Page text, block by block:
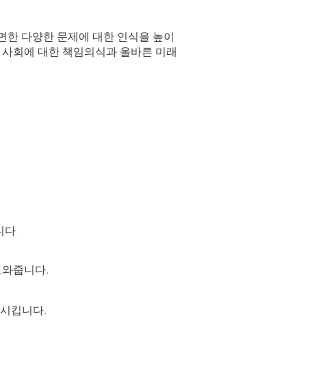
한 다양한 문제에 대한 인식을 높이
회에 대한 책임의식과 올바른 미래
.
줍니다.
킵니다.